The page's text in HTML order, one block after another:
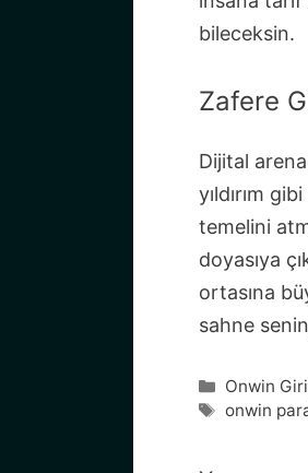
bileceksin.
Zafere
Dijital
yıldırım
temelini
doyasıya
ortasına
sahne
Onwin
Etiketler
onwin